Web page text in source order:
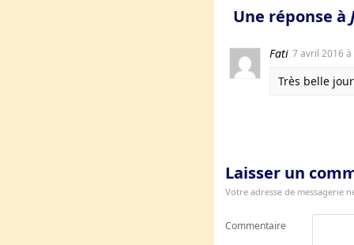
Une réponse à
Fati 7 avril 2016
Très belle
Laisser un
Votre adresse de messagerie
Commentaire